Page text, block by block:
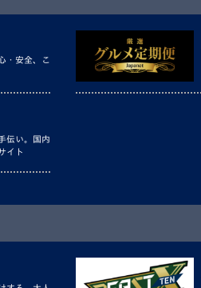
・安全、こ
伝い。国内
イト